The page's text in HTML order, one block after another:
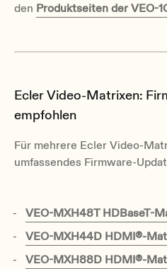
den Produktseiten der VEO-
Ecler Video-Matrixen:
empfohlen
Für mehrere Ecler Video-
umfassendes Firmware-
VEO-MXH48T HDBaseT-
VEO-MXH44D HDMI®-
VEO-MXH88D HDMI®-